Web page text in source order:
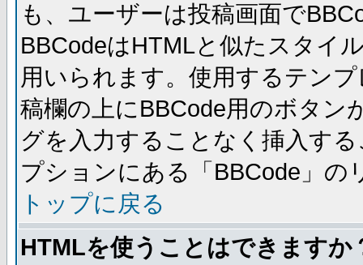
も、ユーザーは投稿画面で
BBCodeはHTMLと似たスタイ
用いられます。使用するテン
稿欄の上にBBCode用のボタン
グを入力することなく挿入す
プションにある「BBCode」
トップに戻る
HTMLを使うことはできますか